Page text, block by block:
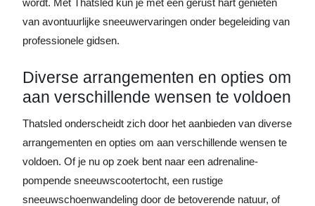
wordt. Met Thatsled kun je met een gerust hart genieten
van avontuurlijke sneeuwervaringen onder begeleiding van
professionele gidsen.
Diverse arrangementen en opties om
aan verschillende wensen te voldoen
Thatsled onderscheidt zich door het aanbieden van diverse
arrangementen en opties om aan verschillende wensen te
voldoen. Of je nu op zoek bent naar een adrenaline-
pompende sneeuwscootertocht, een rustige
sneeuwschoenwandeling door de betoverende natuur, of